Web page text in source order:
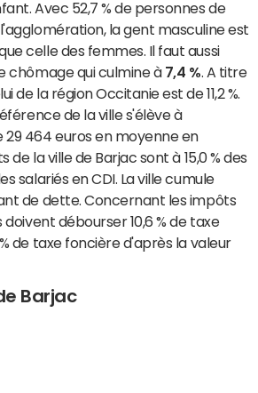
Avec 52,7 % de personnes de
la gent masculine est
celle des femmes. Il faut aussi
chômage qui culmine à 7,4 % . A titre
de la région Occitanie est de 11,2 %.
de la ville s'élève à
29 464 euros en moyenne en
de la ville de Barjac sont à 15,0 % des
salariés en CDI. La ville cumule
de dette. Concernant les impôts
doivent débourser 10,6 % de taxe
de taxe foncière d'après la valeur
Barjac